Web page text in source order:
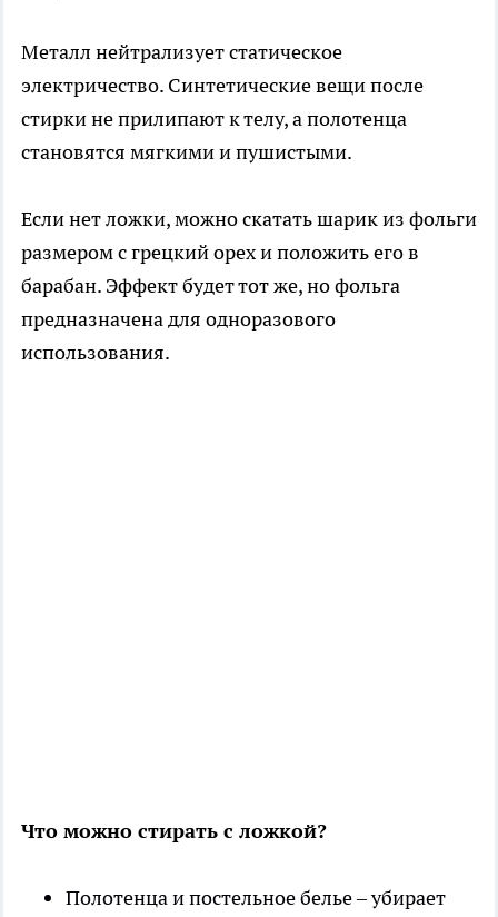
Металл нейтрализует статическое
электричество. Синтетические вещи после
стирки не прилипают к телу, а полотенца
становятся мягкими и пушистыми.
Если нет ложки, можно скатать шарик из фольги
размером с грецкий орех и положить его в
барабан. Эффект будет тот же, но фольга
предназначена для одноразового
использования.
Что можно стирать с ложкой?
Полотенца и постельное белье – убирает